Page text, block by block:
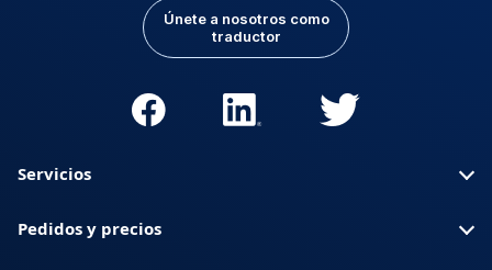
Únete a nosotros como
traductor
Servicios
Pedidos y precios